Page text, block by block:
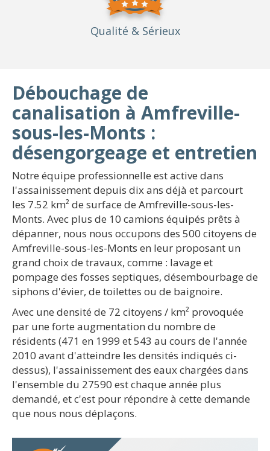
Qualité & Sérieux
Débouchage de
canalisation à Amfreville-
sous-les-Monts :
désengorgeage et entretien
Notre équipe professionnelle est active dans
l'assainissement depuis dix ans déjà et parcourt
les 7.52 km² de surface de Amfreville-sous-les-
Monts. Avec plus de 10 camions équipés prêts à
dépanner, nous nous occupons des 500 citoyens de
Amfreville-sous-les-Monts en leur proposant un
grand choix de travaux, comme : lavage et
pompage des fosses septiques, désembourbage de
siphons d'évier, de toilettes ou de baignoire.
Avec une densité de 72 citoyens / km² provoquée
par une forte augmentation du nombre de
résidents (471 en 1999 et 543 au cours de l'année
2010 avant d'atteindre les densités indiqués ci-
dessus), l'assainissement des eaux chargées dans
l'ensemble du 27590 est chaque année plus
demandé, et c'est pour répondre à cette demande
que nous nous déplaçons.